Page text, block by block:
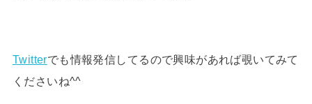
Twitterでも情報発信してるので興味があれば覗いてみて
くださいね^^